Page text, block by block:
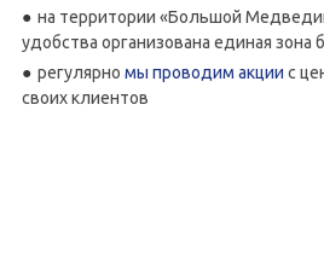
на территории «Большой
удобства организована единая зона
регулярно мы проводим акции с
своих клиентов